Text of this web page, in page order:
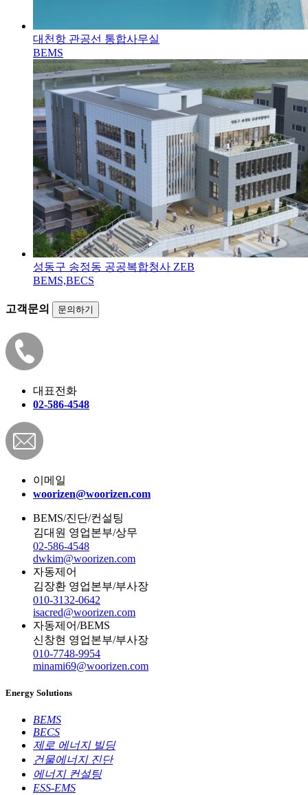
대천항 관공선 통합사무실
BEMS
성동구 송정동 공공복합청사 ZEB
BEMS,BECS
고객문의 문의하기
대표전화
02-586-4548
이메일
woorizen@woorizen.com
BEMS/진단/컨설팅
김대원 영업본부/상무
02-586-4548
dwkim@woorizen.com
자동제어
김장환 영업본부/부사장
010-3132-0642
isacred@woorizen.com
자동제어/BEMS
신창현 영업본부/부사장
010-7748-9954
minami69@woorizen.com
Energy Solutions
BEMS
BECS
제로 에너지 빌딩
건물에너지 진단
에너지 컨설팅
ESS-EMS